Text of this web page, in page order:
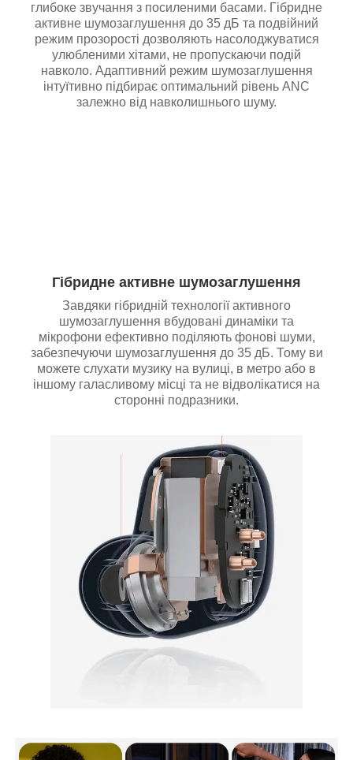
глибоке звучання з посиленими басами. Гібридне
активне шумозаглушення до 35 дБ та подвійний
режим прозорості дозволяють насолоджуватися
улюбленими хітами, не пропускаючи подій
навколо. Адаптивний режим шумозаглушення
інтуїтивно підбирає оптимальний рівень ANC
залежно від навколишнього шуму.
Гібридне активне шумозаглушення
Завдяки гібридній технології активного
шумозаглушення вбудовані динаміки та
мікрофони ефективно поділяють фонові шуми,
забезпечуючи шумозаглушення до 35 дБ. Тому ви
можете слухати музику на вулиці, в метро або в
іншому галасливому місці та не відволікатися на
сторонні подразники.